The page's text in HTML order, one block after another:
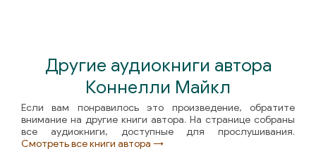
Другие аудиокниги автора
Коннелли Майкл
Если вам понравилось это произведение, обратите
внимание на другие книги автора. На странице собраны
все аудиокниги, доступные для прослушивания.
Смотреть все книги автора →